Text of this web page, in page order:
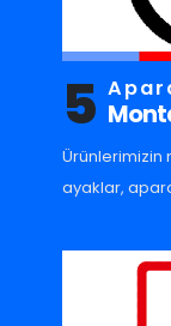
5
Ürünlerimizin
ayaklar,